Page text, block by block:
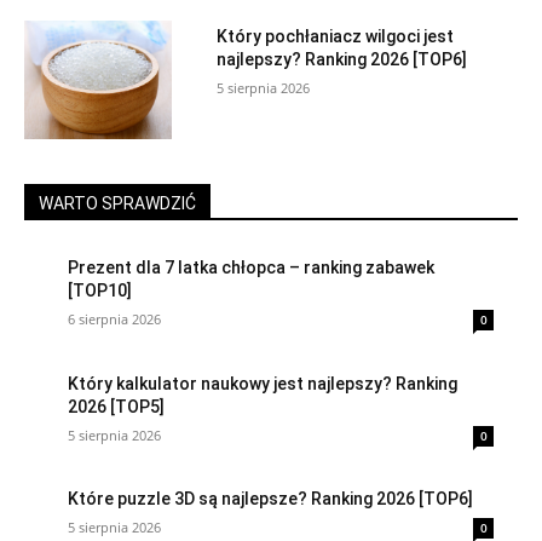
Który pochłaniacz wilgoci jest
najlepszy? Ranking 2026 [TOP6]
5 sierpnia 2026
WARTO SPRAWDZIĆ
Prezent dla 7 latka chłopca – ranking zabawek
[TOP10]
6 sierpnia 2026 0
Który kalkulator naukowy jest najlepszy? Ranking
2026 [TOP5]
5 sierpnia 2026 0
Które puzzle 3D są najlepsze? Ranking 2026 [TOP6]
5 sierpnia 2026 0